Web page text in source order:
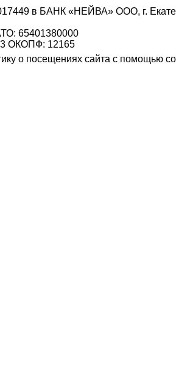
в БАНК «НЕЙВА» ООО, г.
65401380000
ОКОПФ: 12165
о посещениях сайта с помощью